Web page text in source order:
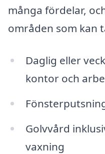
många fördelar,
områden som kan
Daglig eller
kontor och
Golvvård
vaxning